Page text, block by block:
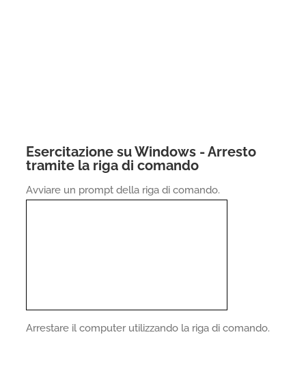
Esercitazione su Windows - Arresto
tramite la riga di comando
Avviare un prompt della riga di comando.
Arrestare il computer utilizzando la riga di comando.